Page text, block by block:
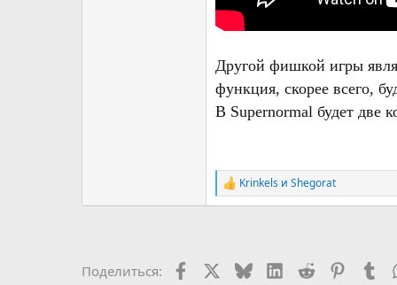
Другой фишкой игры
функция, скорее всего,
В Supernormal будет две
Р
е
Krinkels и Shegorat
Поделиться: FacebookX (Twitter)
BlueskyLinkedIn
Reddit